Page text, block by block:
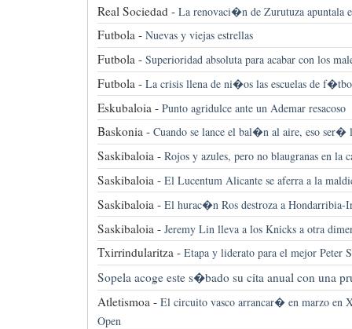
Real Sociedad - La renovaci�n de Zurutuza apuntala
Futbola - Nuevas y viejas estrellas
Futbola - Superioridad absoluta para acabar con los
Futbola - La crisis llena de ni�os las escuelas de
Eskubaloia - Punto agridulce ante un Ademar resacoso
Baskonia - Cuando se lance el bal�n al aire, eso
Saskibaloia - Rojos y azules, pero no blaugranas en la
Saskibaloia - El Lucentum Alicante se aferra a la
Saskibaloia - El hurac�n Ros destroza a Hondarribia-
Saskibaloia - Jeremy Lin lleva a los Knicks a otra
Txirrindularitza - Etapa y liderato para el mejor Peter
Sopela acoge este s�bado su cita anual con una
Atletismoa - El circuito vasco arrancar� en marzo en
Open